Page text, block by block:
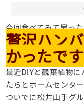
今回食べてみて思っ
贅沢ハン
かったで
最近DIYと観葉植物
たらとホームセンタ
ついでに松井山手グ